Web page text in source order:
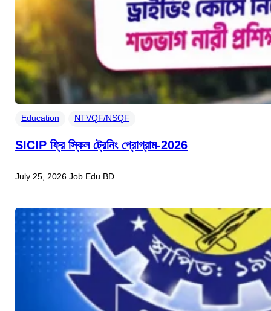
Education NTVQF/NSQF
SICIP ফ্রি স্কিল ট্রেনিং প্রোগ্রাম-2026
July 25, 2026 .Job Edu BD